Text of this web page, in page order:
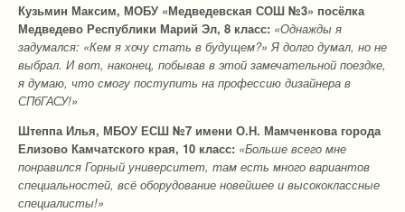
Кузьмин Максим, МОБУ «Медведевская СОШ №3» посёлка
Медведево Республики Марий Эл, 8 класс: «Однажды я
задумался: «Кем я хочу стать в будущем?» Я долго думал, но не
выбрал. И вот, наконец, побывав в этой замечательной поездке,
я думаю, что смогу поступить на профессию дизайнера в
СПбГАСУ!»
Штеппа Илья, МБОУ ЕСШ №7 имени О.Н. Мамченкова города
Елизово Камчатского края, 10 класс: «Больше всего мне
понравился Горный университет, там есть много вариантов
специальностей, всё оборудование новейшее и высококлассные
специалисты!»